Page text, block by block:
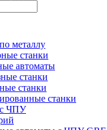
металлу
станки
автоматы
станки
станки
станки
с ЧПУ